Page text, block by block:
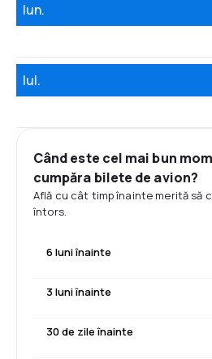
Iun.
Iul.
Când este cel mai bun
cumpăra bilete de avion?
Află cu cât timp înainte merită să
întors.
6 luni înainte
3 luni înainte
30 de zile înainte